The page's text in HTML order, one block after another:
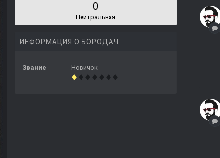
0
Нейтральная
ИНФОРМАЦИЯ О БОРОДАЧ
Звание Новичок